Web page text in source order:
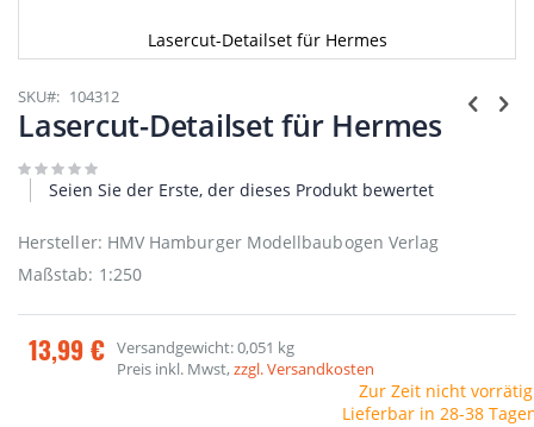
Lasercut-Detailset für Hermes
Anfang
der
Bildgalerie
SKU 104312
Lasercut-Detailset für Hermes
Seien Sie der Erste, der dieses Produkt bewertet
Hersteller: HMV Hamburger Modellbaubogen Verlag
Maßstab: 1:250
13,99 € Versandgewicht: 0,051 kg
Preis inkl. Mwst,zzgl. Versandkosten
Zur Zeit nicht
Lieferbar in 28-38